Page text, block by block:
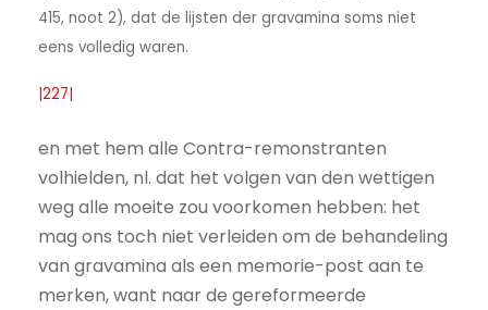
415, noot 2), dat de lijsten der gravamina soms niet
eens volledig waren.
|227|
en met hem alle Contra-remonstranten
volhielden, nl. dat het volgen van den wettigen
weg alle moeite zou voorkomen hebben: het
mag ons toch niet verleiden om de behandeling
van gravamina als een memorie-post aan te
merken, want naar de gereformeerde